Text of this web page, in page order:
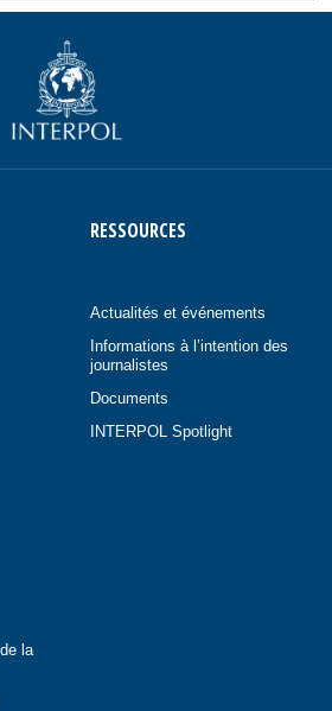
RESSOURCES
Actualités et événements
Informations à l’intention des
journalistes
Documents
INTERPOL Spotlight
la